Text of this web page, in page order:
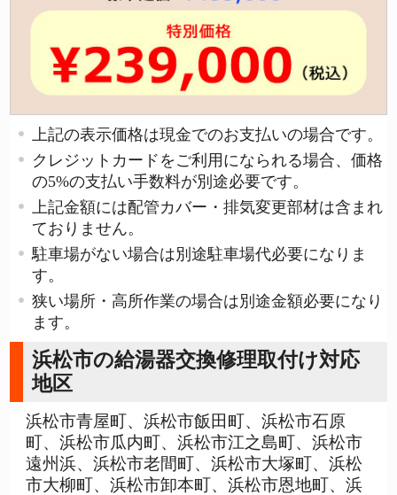
上記の表示価格は現金でのお支払いの場合です。
クレジットカードをご利用になられる場合、価格
の5%の支払い手数料が別途必要です。
上記金額には配管カバー・排気変更部材は含まれ
ておりません。
駐車場がない場合は別途駐車場代必要になりま
す。
狭い場所・高所作業の場合は別途金額必要になり
ます。
浜松市の給湯器交換修理取付け対応
地区
浜松市青屋町、浜松市飯田町、浜松市石原
町、浜松市瓜内町、浜松市江之島町、浜松市
遠州浜、浜松市老間町、浜松市大塚町、浜松
市大柳町、浜松市卸本町、浜松市恩地町、浜